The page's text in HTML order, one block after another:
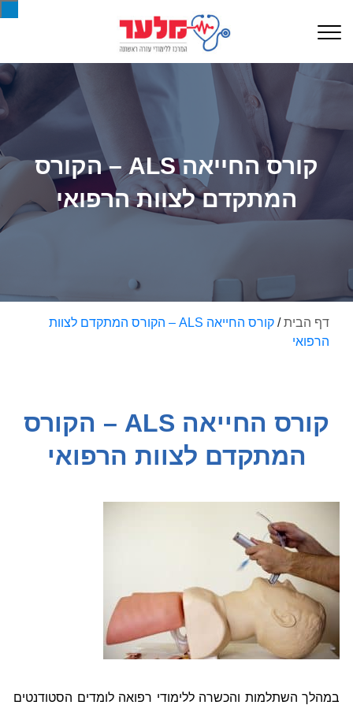
קורס החייאה ALS – הקורס
המתקדם לצוות הרפואי
דף הבית/
קורס החייאה ALS – הקורס המתקדם לצוות
הרפואי
קורס החייאה ALS – הקורס
המתקדם לצוות הרפואי
במהלך השתלמות והכשרה ללימודי רפואה לומדים הסטודנטים